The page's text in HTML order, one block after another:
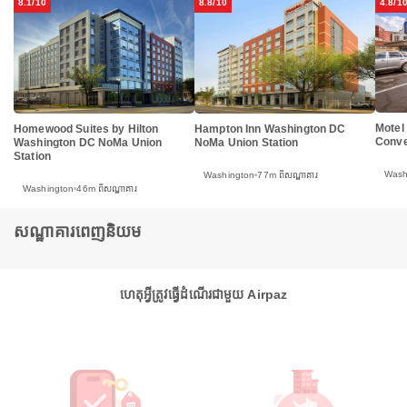
8.1/10
Homewood Suites by Hilton
Washington DC NoMa Union
Station
Washington 46m ពីសណ្ឋាគារ
8.8/10
Hampton Inn Washington DC
NoMa Union Station
Washington 77m ពីសណ្ឋាគារ
4.8/10
សណ្ឋាគារពេញនិយម
ហេតុអ្វីត្រូវធ្វើដំណើរជាមួយ Airpaz